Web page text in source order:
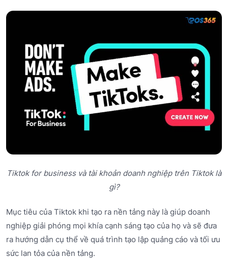
Tiktok for business và tài khoản doanh nghiệp trên Tiktok là
gì?
Mục tiêu của Tiktok khi tạo ra nền tảng này là giúp doanh
nghiệp giải phóng mọi khía cạnh sáng tạo của họ và sẽ đưa
ra hướng dẫn cụ thể về quá trình tạo lập quảng cáo và tối ưu
sức lan tỏa của nền tảng.